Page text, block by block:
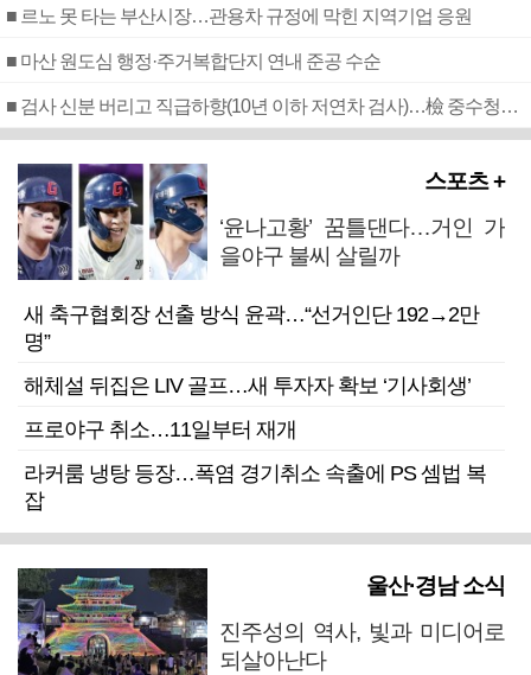
■ 르노 못 타는 부산시장…관용차 규정에 막힌 지역기업 응원
■ 마산 원도심 행정·주거복합단지 연내 준공 수순
■ 검사 신분 버리고 직급하향(10년 이하 저연차 검사)…檢 중수청행 기피
스포츠 +
‘윤나고황’ 꿈틀댄다…거인 가
을야구 불씨 살릴까
새 축구협회장 선출 방식 윤곽…“선거인단 192→2만
명”
해체설 뒤집은 LIV 골프…새 투자자 확보 ‘기사회생’
프로야구 취소…11일부터 재개
라커룸 냉탕 등장…폭염 경기취소 속출에 PS 셈법 복
잡
울산·경남 소식
진주성의 역사, 빛과 미디어로
되살아난다